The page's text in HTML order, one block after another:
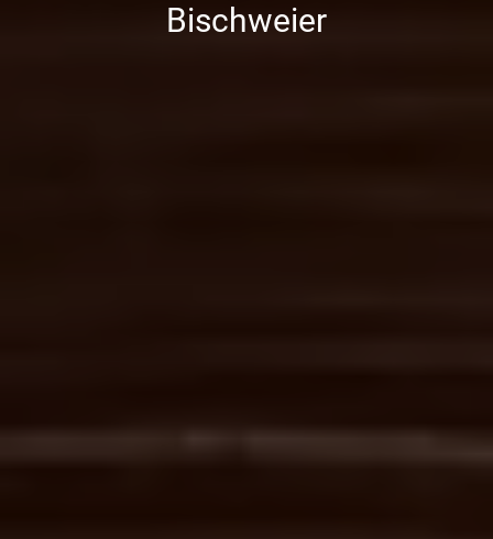
Bischweier